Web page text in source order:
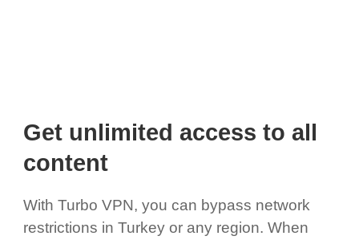
Get unlimited access to all
content
With Turbo VPN, you can bypass network
restrictions in Turkey or any region. When